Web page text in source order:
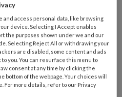
and access personal data, like browsing
device. Selecting I Accept enables
the purposes shown under we and our
Selecting Reject All or withdrawing your
are disabled, some content and ads
you. You can resurface this menu to
consent at any time by clicking the
bottom of the webpage. Your choices will
For more details, refer to our Privacy